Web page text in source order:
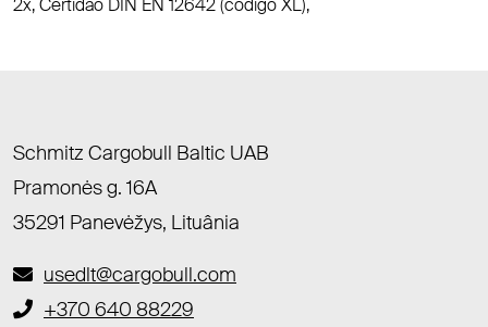
2x, Certidão DIN EN 12642 (código XL),
Schmitz Cargobull Baltic UAB
Pramonės g. 16A
35291 Panevėžys, Lituânia
usedlt@cargobull.com
+370 640 88229